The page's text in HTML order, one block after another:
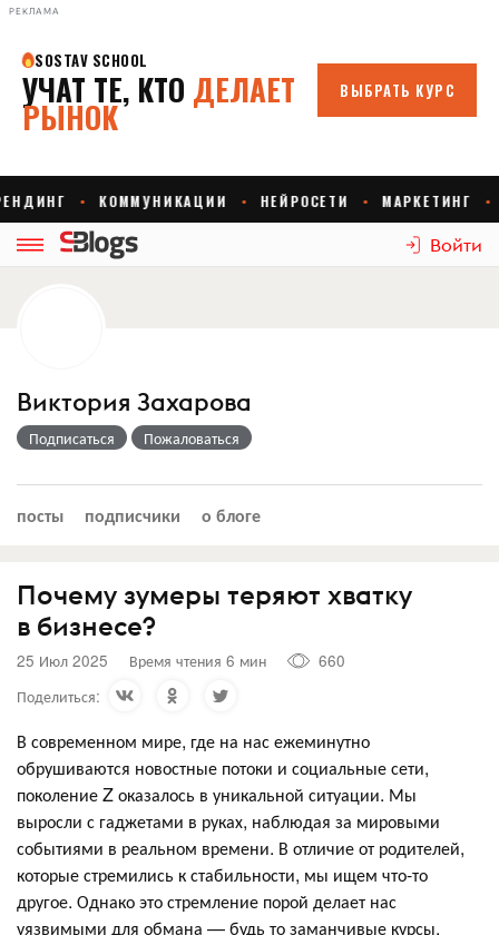
РЕКЛАМА
Войти
Виктория Захарова
Подписаться Пожаловаться
посты подписчики о блоге
Почему зумеры теряют хватку
в бизнесе?
25 Июл 2025 Время чтения 6 мин
660
Поделиться:
В современном мире, где на нас ежеминутно
обрушиваются новостные потоки и социальные сети,
поколение Z оказалось в уникальной ситуации. Мы
выросли с гаджетами в руках, наблюдая за мировыми
событиями в реальном времени. В отличие от родителей,
которые стремились к стабильности, мы ищем что-то
другое. Однако это стремление порой делает нас
уязвимыми для обмана — будь то заманчивые курсы,